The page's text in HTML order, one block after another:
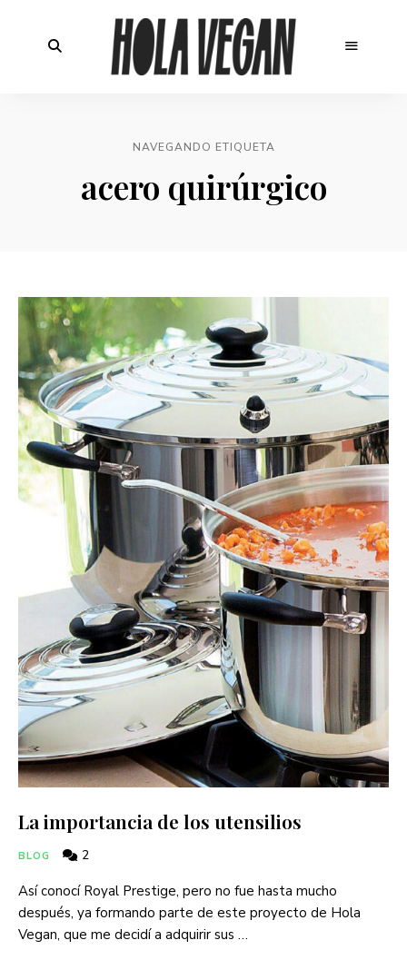
NAVEGANDO ETIQUETA
acero quirúrgico
La importancia de los utensilios
BLOG 2
Así conocí Royal Prestige, pero no fue hasta mucho
después, ya formando parte de este proyecto de Hola
Vegan, que me decidí a adquirir sus …